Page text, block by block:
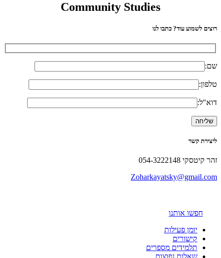
Community Studies
רוצים לשמוע עוד? כתבו לנו
שם:
טלפון:
דוא"ל:
ליצירת קשר
זהר קיטסקי 054-3222148
Zoharkayatsky@gmail.com
חפשו אותנו
יומן פעילות
קישורים
תלמידים מספרים